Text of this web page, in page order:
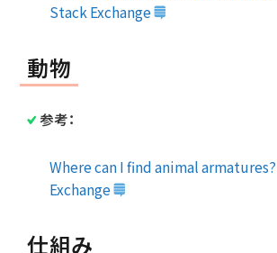
Stack Exchange
動物
参考：
Where can I find animal
Exchange
仕組み